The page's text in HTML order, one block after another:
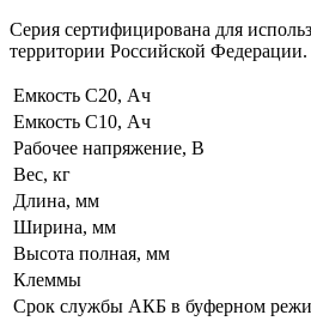
Серия сертифицирована для
территории Российской Федерации.
Емкость С20, Ач
Емкость С10, Ач
Рабочее напряжение, В
Вес, кг
Длина, мм
Ширина, мм
Высота полная, мм
Клеммы
Срок службы АКБ в буферном